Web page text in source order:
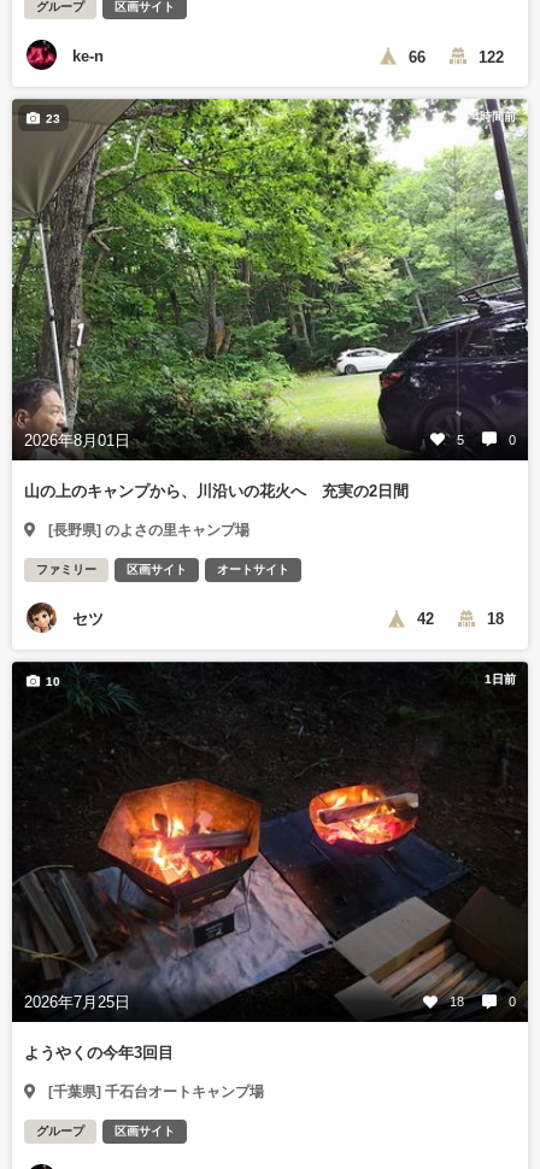
グループ 区画サイト
ke-n 66 122
4時間前
2026年8月01日 5 0
23
山の上のキャンプから、川沿いの花火へ 充実の2日間
[長野県] のよさの里キャンプ場
ファミリー 区画サイト オートサイト
セツ 42 18
1日前
2026年7月25日 18 0
10
ようやくの今年3回目
[千葉県] 千石台オートキャンプ場
グループ 区画サイト